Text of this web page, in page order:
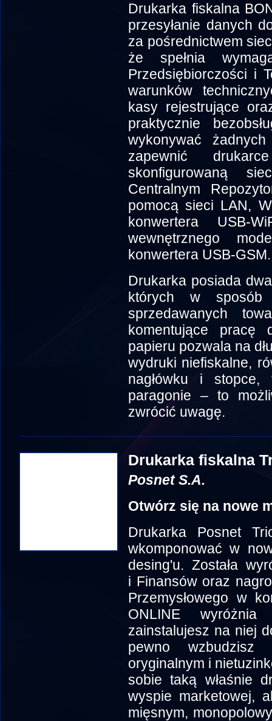
Drukarka fiskalna
przesyłanie danych
za pośrednictwem
że spełnia
Przedsiębiorczości i
warunków
kasy rejestrujące
praktycznie
wykonywać
zapewnić
skonfigurowaną
Centralnym
pomocą sieci LAN,
konwertera USB-
wewnętrznego
konwertera USB-GSM.
Drukarka posiada
których w sposób
sprzedawanych
komentujące pracę
papieru pozwala na
wydruki niefiskalne,
nagłówku i
paragonie – to
zwrócić uwagę.
Drukarka fiskalna
Posnet S.A.
Otwórz się na nowe
Drukarka Posnet
wkomponować w
desing'u. Została
i Finansów oraz
Przemysłowego w
ONLINE
zainstalujesz na niej
pewno wzbudzisz
oryginalnym i
sobie taką właśnie
wyspie marketowej,
mięsnym,